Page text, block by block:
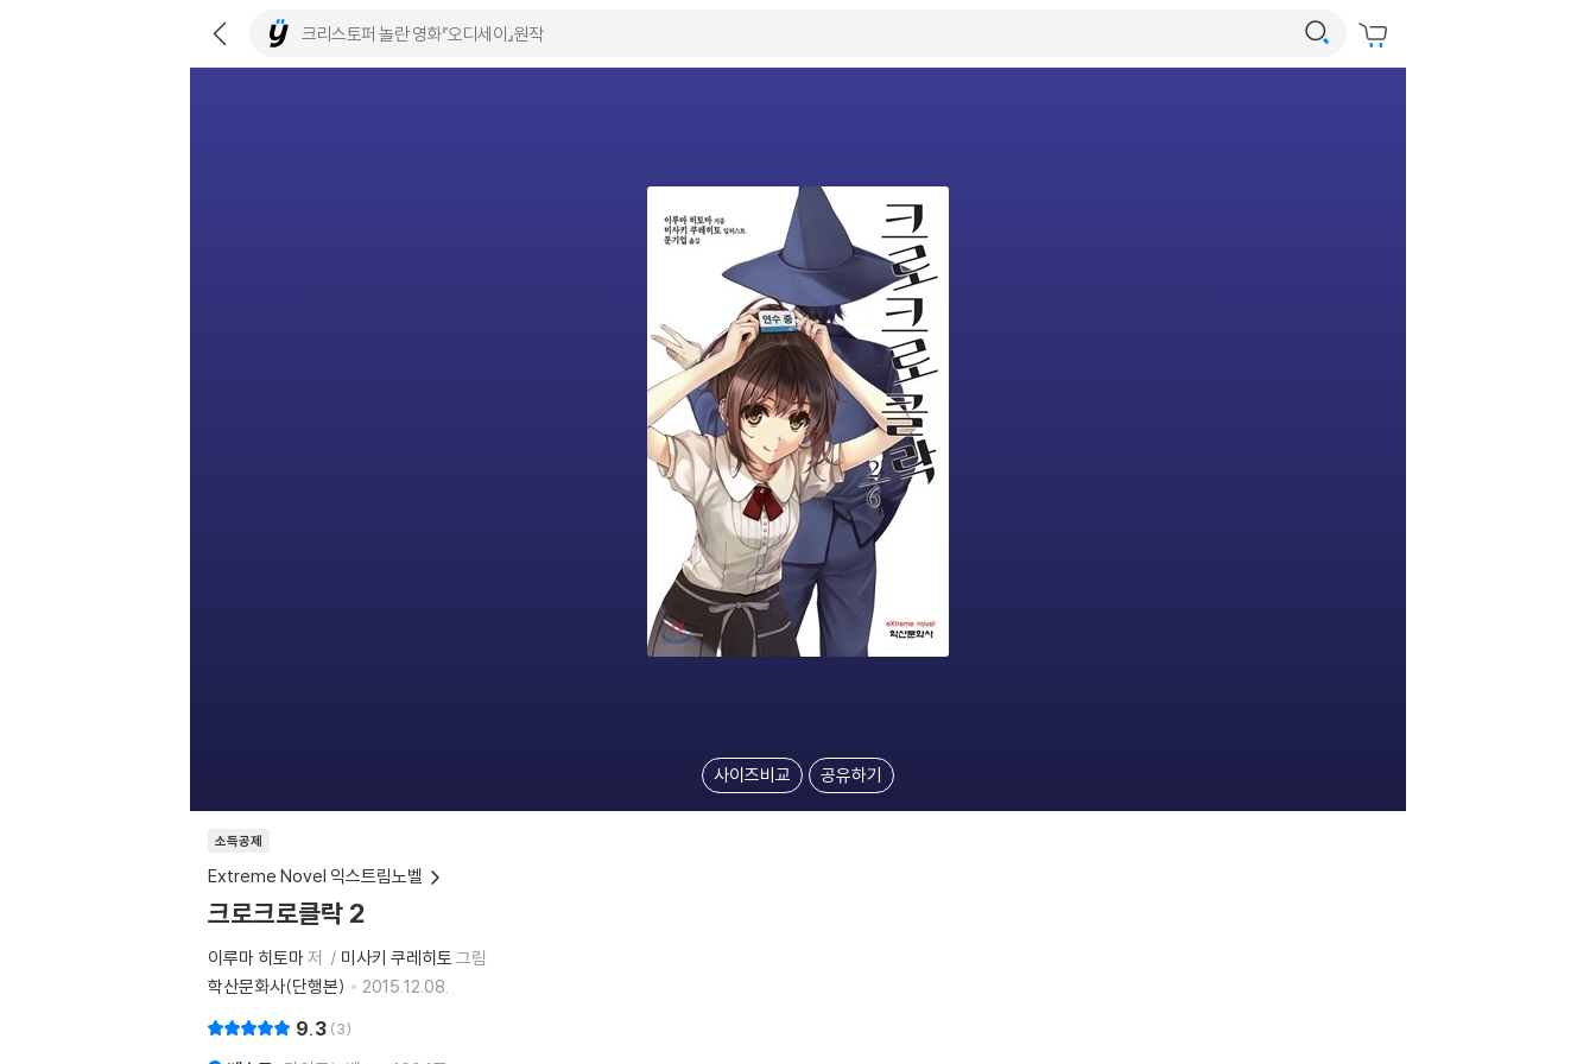
사이즈비교 공유하기
소득공제
Extreme Novel 익스트림노벨
크로크로클락 2
이루마 히토마저 미사키 쿠레히토 그림
학산문화사(단행본)
2015.12.08.
9.3 3